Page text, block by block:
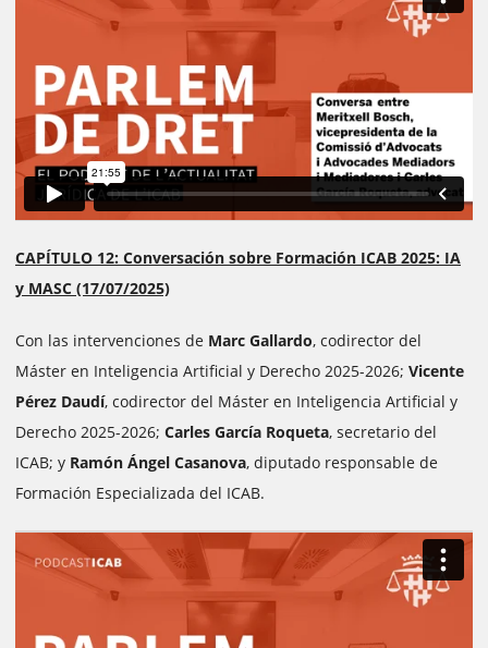
CAPÍTULO 12: Conversación sobre Formación ICAB 2025: IA
y MASC (17/07/2025)
Con las intervenciones de Marc Gallardo, codirector del
Máster en Inteligencia Artificial y Derecho 2025-2026; Vicente
Pérez Daudí, codirector del Máster en Inteligencia Artificial y
Derecho 2025-2026; Carles García Roqueta, secretario del
ICAB; y Ramón Ángel Casanova, diputado responsable de
Formación Especializada del ICAB.